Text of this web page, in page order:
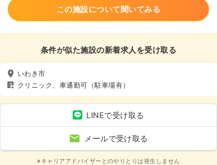
この施設について聞いてみる
条件が似た施設の新着求人を受け取る
いわき市
クリニック、車通勤可（駐車場有）
LINEで受け取る
メールで受け取る
※キャリアアドバイザーとのやりとりは発生しません